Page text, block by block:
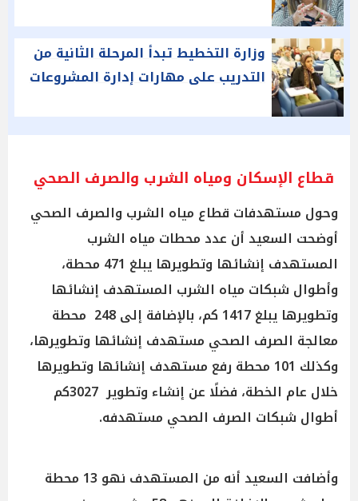
وزارة التخطيط تبدأ المرحلة الثانية من
التدريب على مهارات إدارة المشروعات
قطاع الإسكان ومياه الشرب والصرف الصحي
وحول مستهدفات قطاع مياه الشرب والصرف الصحي
أوضحت السعيد أن عدد محطات مياه الشرب
المستهدف إنشائها وتطويرها يبلغ 471 محطة،
وأطوال شبكات مياه الشرب المستهدف إنشائها
وتطويرها يبلغ 1417 كم، بالإضافة إلى 248 محطة
معالجة الصرف الصحي مستهدف إنشائها وتطويرها،
وكذلك 101 محطة رفع مستهدف إنشائها وتطويرها
خلال عام الخطة، فضلًا عن إنشاء وتطوير 3027كم
أطوال شبكات الصرف الصحي مستهدفه.
وأضافت السعيد أنه من المستهدف نهو 13 محطة